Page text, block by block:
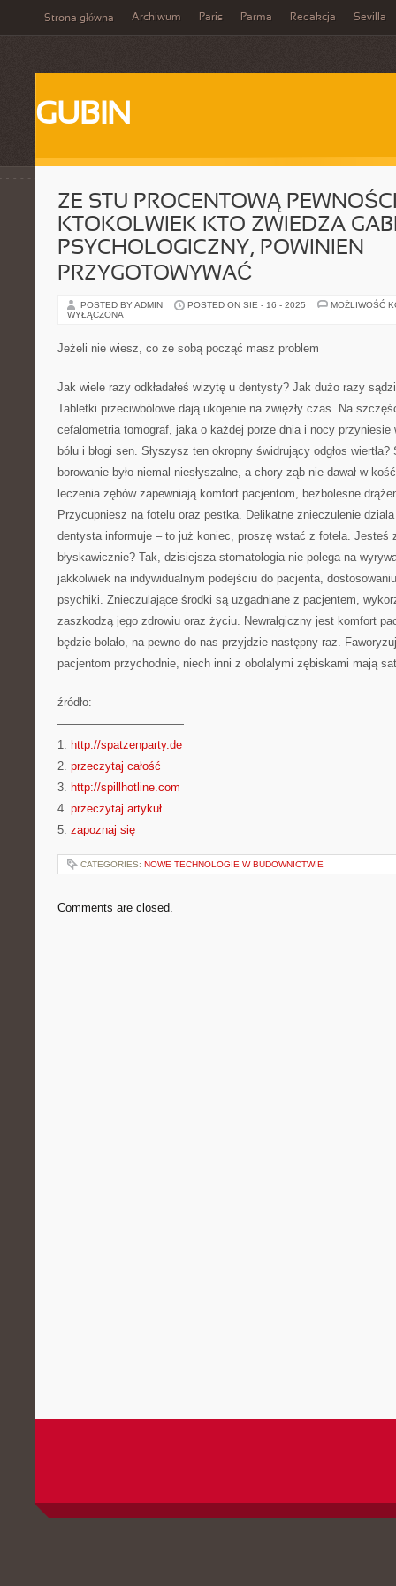
Strona główna Archiwum Paris Parma Redakcja Sevilla
GUBIN
ZE STU PROCENTOWĄ
KTOKOLWIEK KTO ZWIEDZA
PSYCHOLOGICZNY, POWINIEN
PRZYGOTOWYWAĆ
POSTED BY ADMIN POSTED ON SIE - 16 - 2025
MOŻLIWOŚĆ
WYŁĄCZONA
Jeżeli nie wiesz, co ze sobą począć masz problem
Jak wiele razy odkładałeś wizytę u dentysty? Jak dużo razy
Tabletki przeciwbólowe dają ukojenie na zwięzły czas. Na
cefalometria tomograf, jaka o każdej porze dnia i nocy przyniesie
bólu i błogi sen. Słyszysz ten okropny świdrujący odgłos
borowanie było niemal niesłyszalne, a chory ząb nie dawał w
leczenia zębów zapewniają komfort pacjentom, bezbolesne
Przycupniesz na fotelu oraz pestka. Delikatne znieczulenie
dentysta informuje – to już koniec, proszę wstać z fotela. Jesteś
błyskawicznie? Tak, dzisiejsza stomatologia nie polega na
jakkolwiek na indywidualnym podejściu do pacjenta,
psychiki. Znieczulające środki są uzgadniane z pacjentem,
zaszkodzą jego zdrowiu oraz życiu. Newralgiczny jest komfort
będzie bolało, na pewno do nas przyjdzie następny raz.
pacjentom przychodnie, niech inni z obolalymi zębiskami mają
źródło:
———————————
1. http://spatzenparty.de
2. przeczytaj całość
3. http://spillhotline.com
4. przeczytaj artykuł
5. zapoznaj się
CATEGORIES: NOWE TECHNOLOGIE W BUDOWNICTWIE
Comments are closed.